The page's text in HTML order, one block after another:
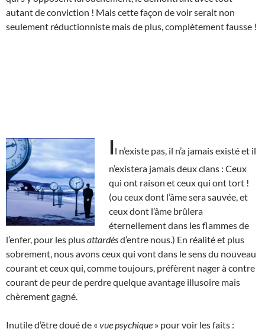
autant de conviction ! Mais cette façon de voir serait non
seulement réductionniste mais de plus, complètement fausse !
Il n’existe pas, il n’a jamais existé et il
n’existera jamais deux clans : Ceux
qui ont raison et ceux qui ont tort !
(ou ceux dont l’âme sera sauvée, et
ceux dont l’âme brûlera
éternellement dans les flammes de
l’enfer, pour les plusattardésd’entre nous.) En réalité et plus
sobrement, nous avons ceux qui vont dans le sens du nouveau
courant et ceux qui, comme toujours, préfèrent nager à contre
courant de peur de perdre quelque avantage illusoire mais
chèrement gagné.
Inutile d’être doué de « vue psychique » pour voir les faits :